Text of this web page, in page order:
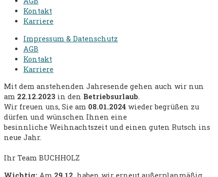
Kontakt
Karriere
Impressum & Datenschutz
AGB
Kontakt
Karriere
Mit dem anstehenden Jahresende gehen auch wir nun
am 22.12.2023 in den Betriebsurlaub.
Wir freuen uns, Sie am 08.01.2024 wieder begrüßen zu
dürfen und wünschen Ihnen eine
besinnliche Weihnachtszeit und einen guten Rutsch ins
neue Jahr.
Ihr Team BUCHHOLZ
Wichtig: Am 29.12. haben wir erneut außerplanmäßig